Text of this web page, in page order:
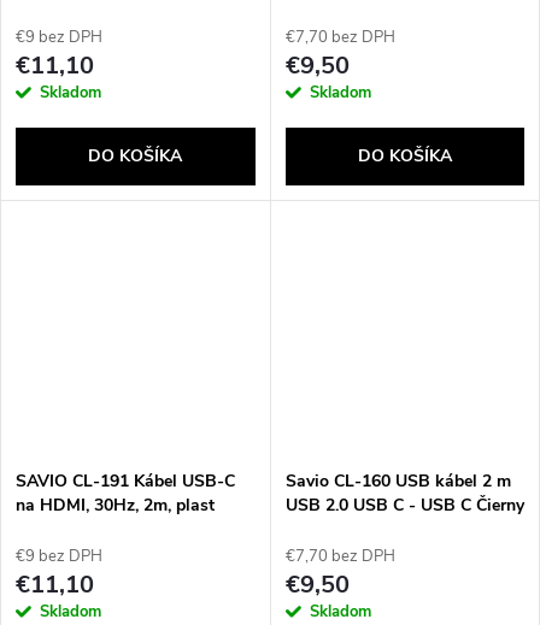
€9 bez DPH
€11,10
Skladom
DO KOŠÍKA
€7,70 bez DPH
€9,50
Skladom
DO KOŠÍKA
SAVIO CL-191 Kábel USB-C
na HDMI, 30Hz, 2m, plast
€9 bez DPH
€11,10
Skladom
Savio CL-160 USB kábel 2 m
USB 2.0 USB C - USB C Čierny
€7,70 bez DPH
€9,50
Skladom